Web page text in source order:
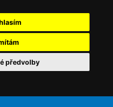
předvolby